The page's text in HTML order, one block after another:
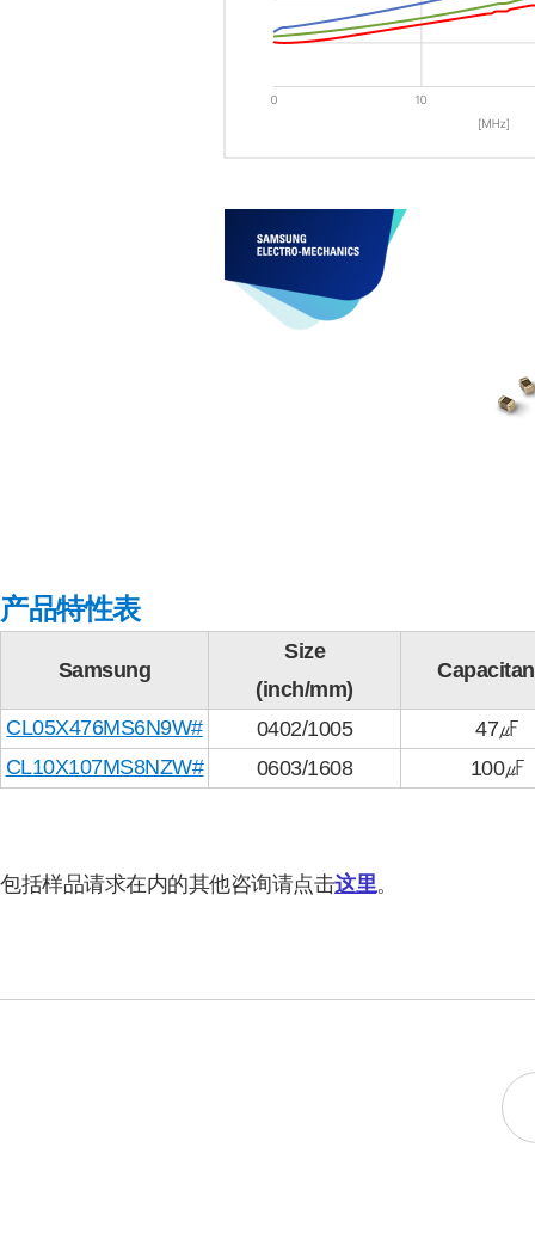
产品特性表
Samsung
Size
(inch/mm)
CL05X476MS6N9W# 0402/1005
47㎌
CL10X107MS8NZW#
0603/1608 100㎌
包括样品请求在内的其他咨询请点击这里。